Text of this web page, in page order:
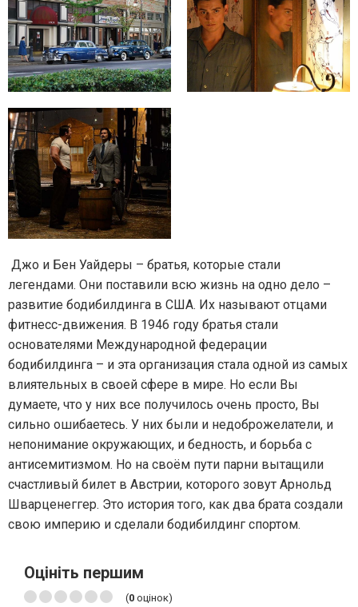
Джо и Бен Уайдеры – братья, которые стали
легендами. Они поставили всю жизнь на одно дело –
развитие бодибилдинга в США. Их называют отцами
фитнесс-движения. В 1946 году братья стали
основателями Международной федерации
бодибилдинга – и эта организация стала одной из самых
влиятельных в своей сфере в мире. Но если Вы
думаете, что у них все получилось очень просто, Вы
сильно ошибаетесь. У них были и недоброжелатели, и
непонимание окружающих, и бедность, и борьба с
антисемитизмом. Но на своём пути парни вытащили
счастливый билет в Австрии, которого зовут Арнольд
Шварценеггер. Это история того, как два брата создали
свою империю и сделали бодибилдинг спортом.
Оцініть першим
(0 оцінок)